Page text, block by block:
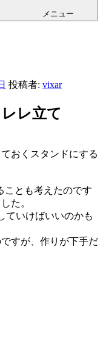
メニュー
投稿者: vixar
レ立て
おくスタンドにする
ことも考えたのです
た。
ていけばいいのかも
すが、作りが下手だ